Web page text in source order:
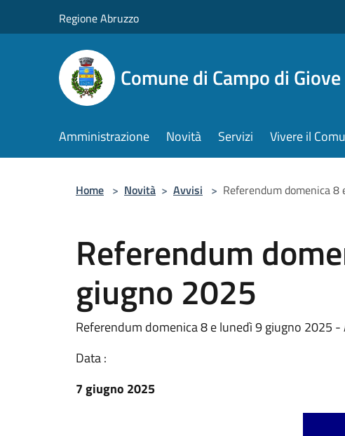
Regione Abruzzo
Comune di Campo di Giove
Amministrazione Novità Servizi Vivere il
Home > Novità > Avvisi > Referendum domenica
Referendum
giugno 2025
Referendum domenica 8 e lunedì 9 giugno 2025
Data :
7 giugno 2025